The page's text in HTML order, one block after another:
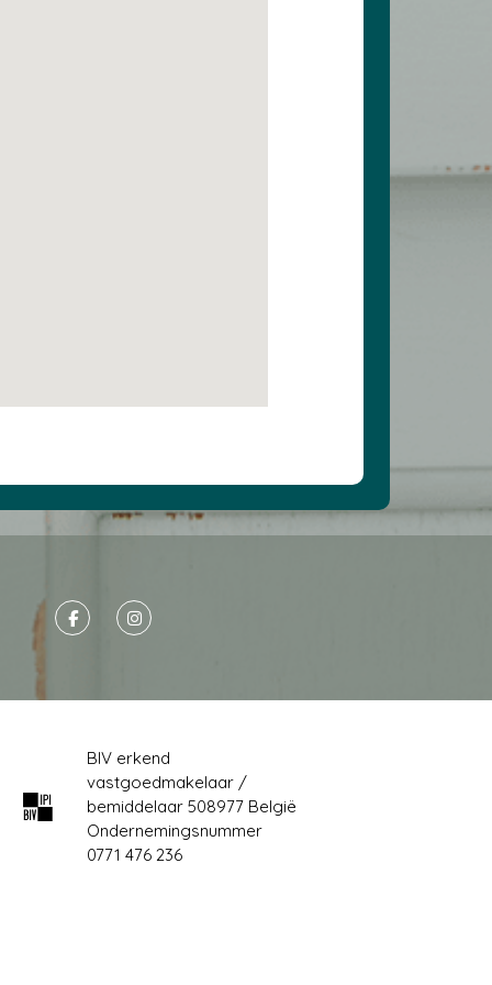
BIV erkend
vastgoedmakelaar /
bemiddelaar 508977 België
Ondernemingsnummer
0771 476 236